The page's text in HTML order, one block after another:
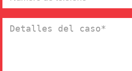
Connecticut
de
teléfono(Required)
Detalles